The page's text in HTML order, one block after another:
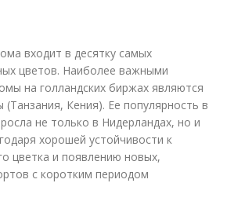
входит в десятку самых
цветов. Наиболее важными
на голландских биржах являются
(Танзания, Кения). Ее популярность в
не только в Нидерландах, но и
хорошей устойчивости к
цветка и появлению новых,
с коротким периодом